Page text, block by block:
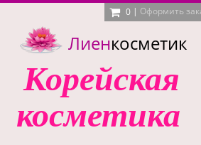
0 | Оформить
Лиенкосметик
Корейская
косметика